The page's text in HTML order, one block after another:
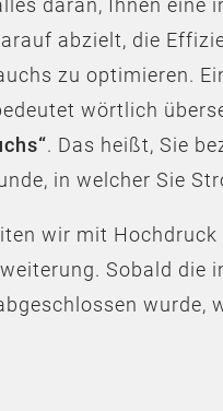
daran, Ihnen eine
abzielt, die
zu optimieren.
wörtlich
. Das heißt, Sie
in welcher Sie
wir mit Hochdruck
Sobald die
wurde,